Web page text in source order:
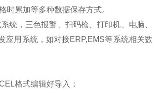
时累加等多种数据保存方式。
统， 三色报警、扫码枪、打印机、电脑、
应用系统，如对接ERP,EMS等系统相关数
格式编辑好导入；